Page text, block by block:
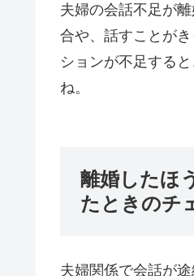
夫婦の会話不足が
合や、話すことが
ションが不足する
ね。
離婚したほ
たときのチ
夫婦関係で会話が